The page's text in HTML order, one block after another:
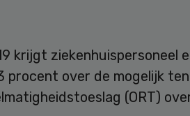
krijgt ziekenhuispersoneel
procent over de mogelijk
(ORT)